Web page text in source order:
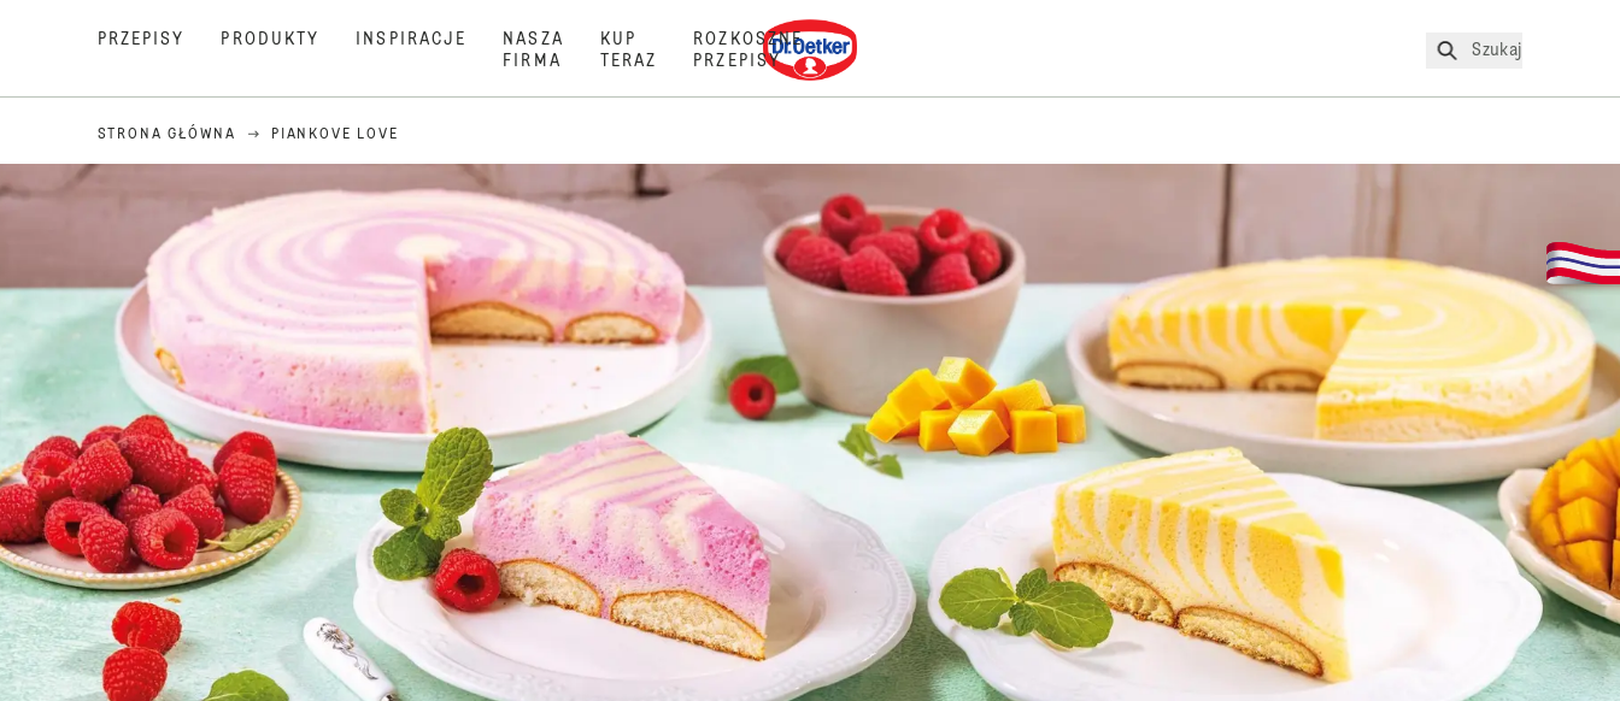
PRZEPISY PRODUKTY INSPIRACJE
NASZA
FIRMA
KUP
TERAZ
ROZKOSZNE
PRZEPISY
Dr. Oetker
Szukaj
STRONA GŁÓWNA PIANKOVE LOVE